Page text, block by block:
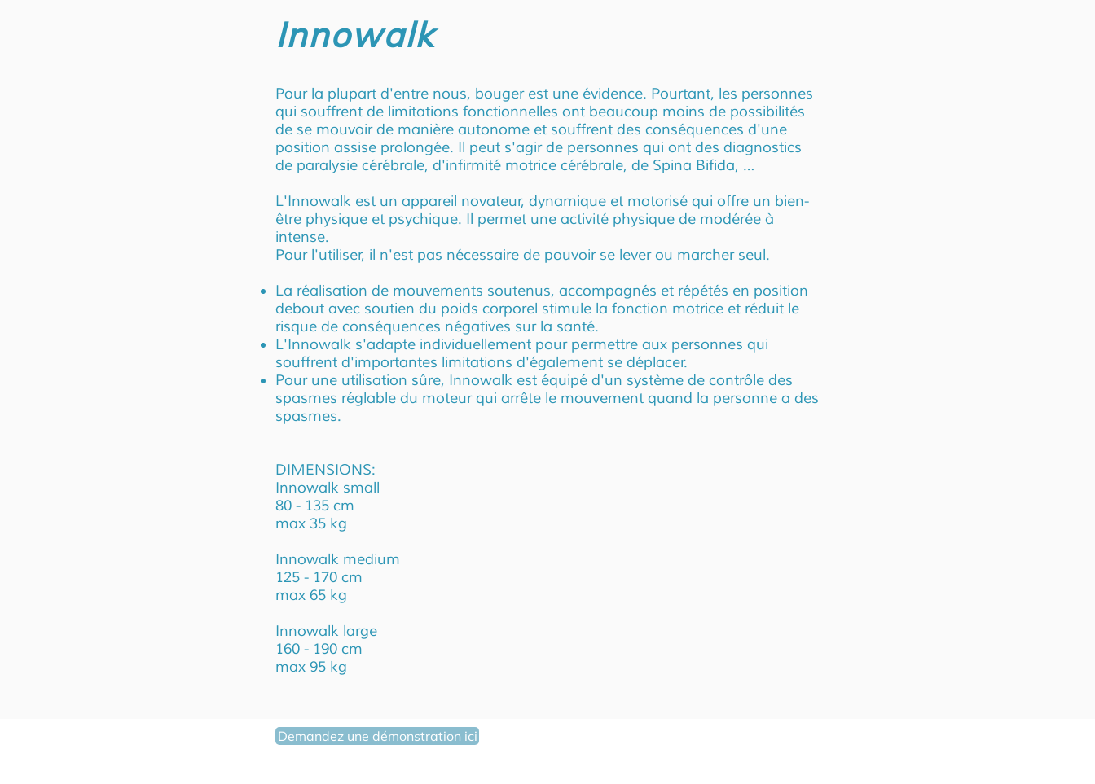
Innowalk
Pour la plupart d'entre nous, bouger est une évidence. Pourtant, les personnes
qui souffrent de limitations fonctionnelles ont beaucoup moins de possibilités
de se mouvoir de manière autonome et souffrent des conséquences d'une
position assise prolongée. Il peut s'agir de personnes qui ont des diagnostics
de paralysie cérébrale, d'infirmité motrice cérébrale, de Spina Bifida, …
L'Innowalk est un appareil novateur, dynamique et motorisé qui offre un bien-
être physique et psychique. Il permet une activité physique de modérée à
intense.
Pour l'utiliser, il n'est pas nécessaire de pouvoir se lever ou marcher seul.
La réalisation de mouvements soutenus, accompagnés et répétés en position
debout avec soutien du poids corporel stimule la fonction motrice et réduit le
risque de conséquences négatives sur la santé.
L'Innowalk s'adapte individuellement pour permettre aux personnes qui
souffrent d'importantes limitations d'également se déplacer.
Pour une utilisation sûre, Innowalk est équipé d'un système de contrôle des
spasmes réglable du moteur qui arrête le mouvement quand la personne a des
spasmes.
DIMENSIONS:
Innowalk small
80 - 135 cm
max 35 kg
Innowalk medium
125 - 170 cm
max 65 kg
Innowalk large
160 - 190 cm
max 95 kg
Demandez une démonstration ici